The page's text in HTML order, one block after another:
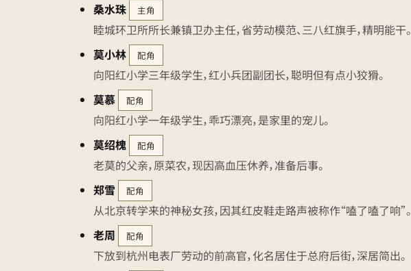
桑水珠
主角
睦城环卫所所长兼镇卫办主任，省劳动模范、三八红旗手，精明能干。
莫小林
配角
向阳红小学三年级学生，红小兵团副团长，聪明但有点小狡猾。
莫慕
配角
向阳红小学一年级学生，乖巧漂亮，是家里的宠儿。
莫绍槐
配角
老莫的父亲，原菜农，现因高血压休养，准备后事。
郑雪
配角
从北京转学来的神秘女孩，因其红皮鞋走路声被称作“嗑了嗑了响”。
老周
配角
下放到杭州电表厂劳动的前高官，化名居住于总府后街，深居简出。